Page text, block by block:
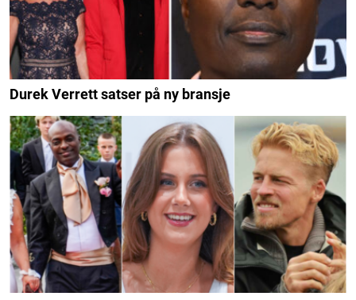
Durek Verrett satser på ny bransje